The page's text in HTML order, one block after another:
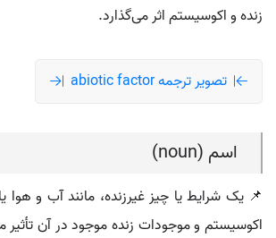
زنده و اکوسیستم اثر می‌گذارد.
تصویر ترجمه abiotic factor
اسم (noun)
📌 یک شرایط یا چیز غیرزنده، مانند آب و هوا
اکوسیستم و موجودات زنده موجود در آن تأثیر